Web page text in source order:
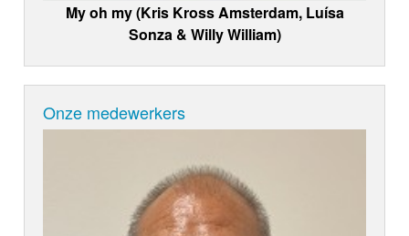
My oh my (Kris Kross Amsterdam, Luísa
Sonza & Willy William)
Onze medewerkers